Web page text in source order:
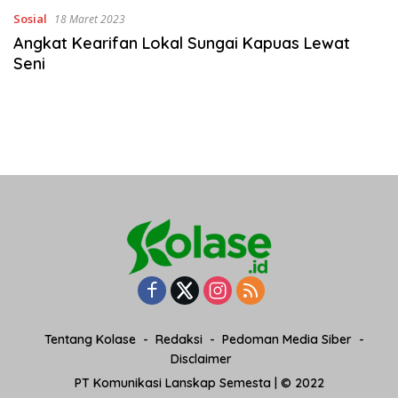
Sosial 18 Maret 2023
Angkat Kearifan Lokal Sungai Kapuas Lewat
Seni
Tentang Kolase Redaksi
Pedoman Media Siber
Disclaimer
PT Komunikasi Lanskap Semesta | © 2022